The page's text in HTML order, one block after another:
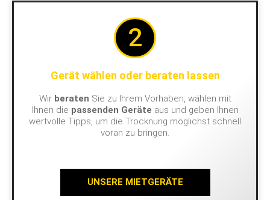
2
Gerät wählen oder beraten lassen
Wir beraten Sie zu Ihrem Vorhaben, wählen mit
Ihnen die passenden Geräte aus und geben Ihnen
wertvolle Tipps, um die Trocknung möglichst schnell
voran zu bringen.
UNSERE MIETGERÄTE